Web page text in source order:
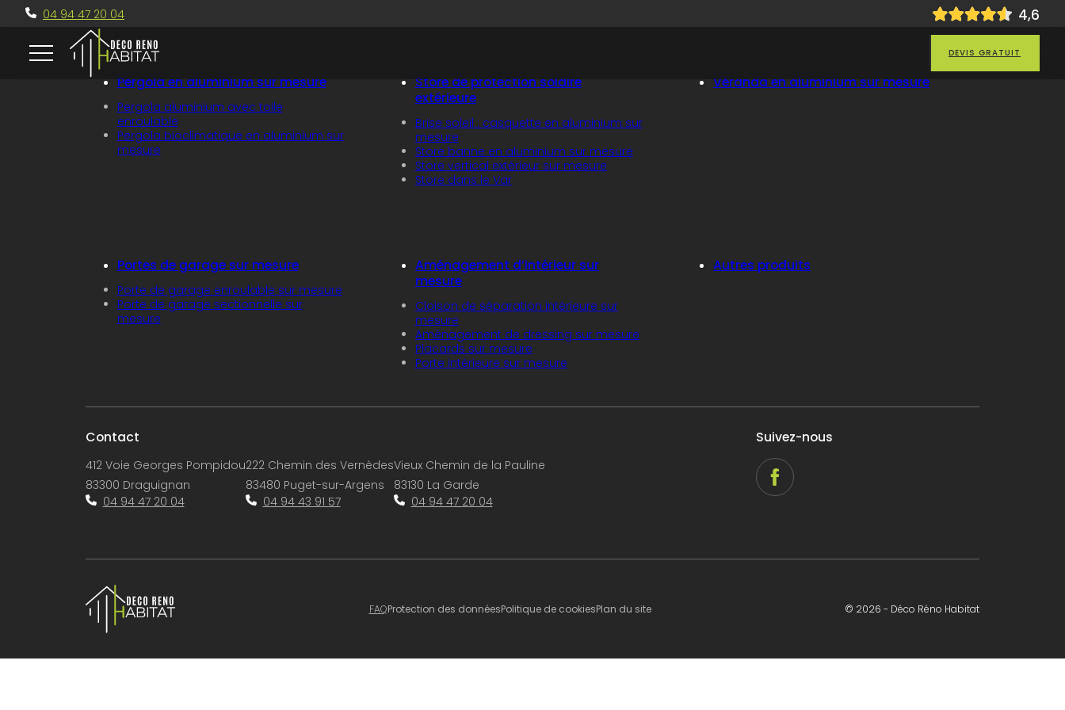
Passer au contenu principal
Passer au pied de page
04 94 47 20 04 4,6
DEVIS GRATUIT
Pergola en aluminium sur mesure
Pergola aluminium avec toile
enroulable
Pergola bioclimatique en aluminium sur
mesure
Store de protection solaire
extérieure
Brise soleil : casquette en aluminium sur
mesure
Store banne en aluminium sur mesure
Store vertical extérieur sur mesure
Store dans le Var
Véranda en aluminium sur mesure
Portes de garage sur mesure
Porte de garage enroulable sur mesure
Porte de garage sectionnelle sur
mesure
Aménagement d’intérieur sur
mesure
Cloison de séparation intérieure sur
mesure
Aménagement de dressing sur mesure
Placards sur mesure
Porte intérieure sur mesure
Autres produits
Contact
412 Voie Georges Pompidou
83300 Draguignan
04 94 47 20 04
222 Chemin des Vernèdes
83480 Puget-sur-Argens
04 94 43 91 57
Vieux Chemin de la Pauline
83130 La Garde
04 94 47 20 04
Suivez-nous
FAQProtection des donnéesPolitique de cookiesPlan du site © 2026 - Déco Réno Habitat